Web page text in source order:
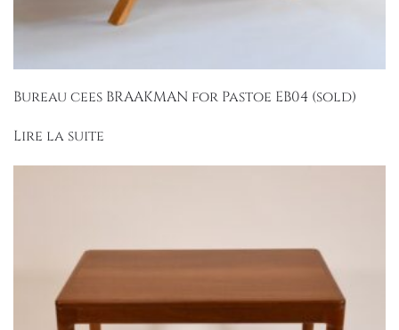
Bureau cees BRAAKMAN for Pastoe EB04 (sold)
Lire la suite